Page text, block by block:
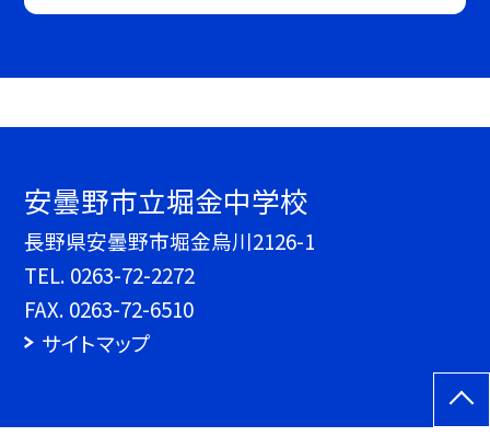
安曇野市立堀金中学校
長野県安曇野市堀金烏川2126-1
TEL. 0263-72-2272
FAX. 0263-72-6510
サイトマップ